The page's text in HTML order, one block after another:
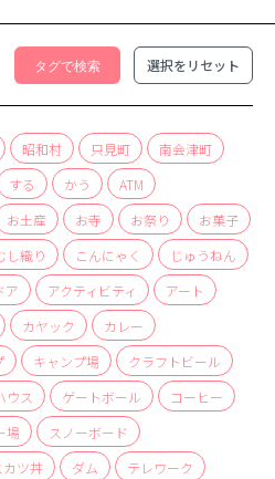
選択をリセット
昭和村 只見町
南会津町
する かう
ATM
お土産 お寺 お祭り
お菓子
し織り こんにゃく
じゅうねん
ア アクティビティ
アート
カヤック
カレー
キャンプ場
クラフトビール
ウス ゲートボール
コーヒー
場
スノーボード
カツ丼 ダム
テレワーク